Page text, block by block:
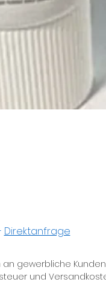
Direktanfrage
gewerbliche
und